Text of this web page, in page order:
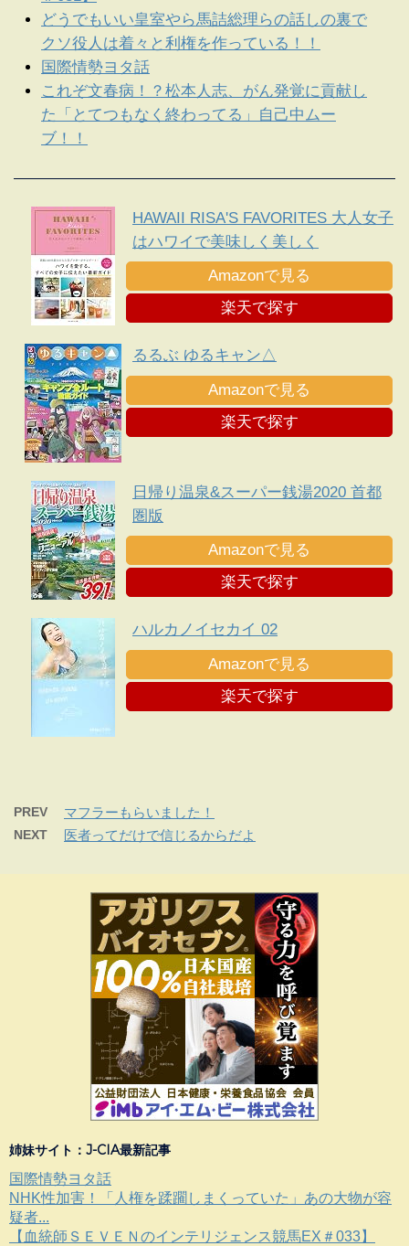
どうでもいい皇室やら馬詰総理らの話しの裏で
クソ役人は着々と利権を作っている！！
国際情勢ヨタ話
これぞ文春病！？松本人志、がん発覚に貢献し
た「とてつもなく終わってる」自己中ムー
ブ！！
HAWAII RISA'S FAVORITES 大人女子
はハワイで美味しく美しく
Amazonで見る
楽天で探す
るるぶ ゆるキャン△
Amazonで見る
楽天で探す
日帰り温泉&スーパー銭湯2020 首都
圏版
Amazonで見る
楽天で探す
ハルカノイセカイ 02
Amazonで見る
楽天で探す
PREV マフラーもらいました！
NEXT 医者ってだけで信じるからだよ
姉妹サイト：J-CIA最新記事
国際情勢ヨタ話
NHK性加害！「人権を蹂躙しまくっていた」あの大物が容
疑者...
【血統師ＳＥＶＥＮのインテリジェンス競馬EX＃033】